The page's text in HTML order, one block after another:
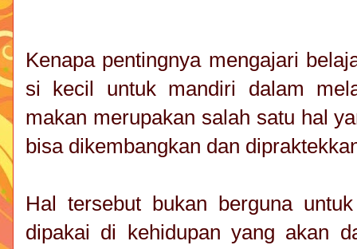
Kenapa pentingnya mengajari
si kecil untuk mandiri dalam
makan merupakan salah satu hal
bisa dikembangkan dan
Hal tersebut bukan berguna
dipakai di kehidupan yang akan